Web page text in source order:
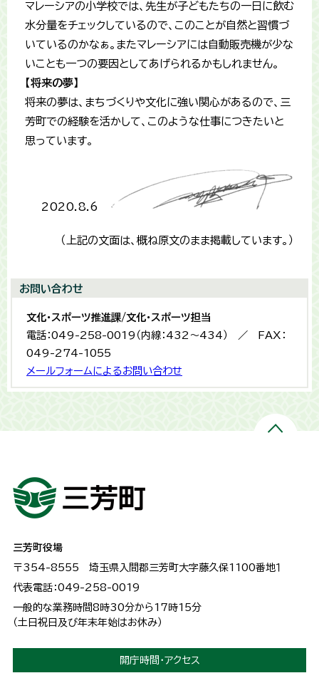
マレーシアの小学校では、先生が子どもたちの一日に飲む
水分量をチェックしているので、このことが自然と習慣づ
いているのかなぁ。またマレーシアには自動販売機が少な
いことも一つの要因としてあげられるかもしれません。
【将来の夢】
将来の夢は、まちづくりや文化に強い関心があるので、三
芳町での経験を活かして、このような仕事につきたいと
思っています。
2020.8.6
（上記の文面は、概ね原文のまま掲載しています。）
お問い合わせ
文化・スポーツ推進課/文化・スポーツ担当
電話：049-258-0019（内線：432〜434） ／ FAX：
049-274-1055
メールフォームによるお問い合わせ
三芳町役場
〒354-8555 埼玉県入間郡三芳町大字藤久保1100番地１
代表電話：049-258-0019
一般的な業務時間8時30分から17時15分
（土日祝日及び年末年始はお休み）
開庁時間・アクセス